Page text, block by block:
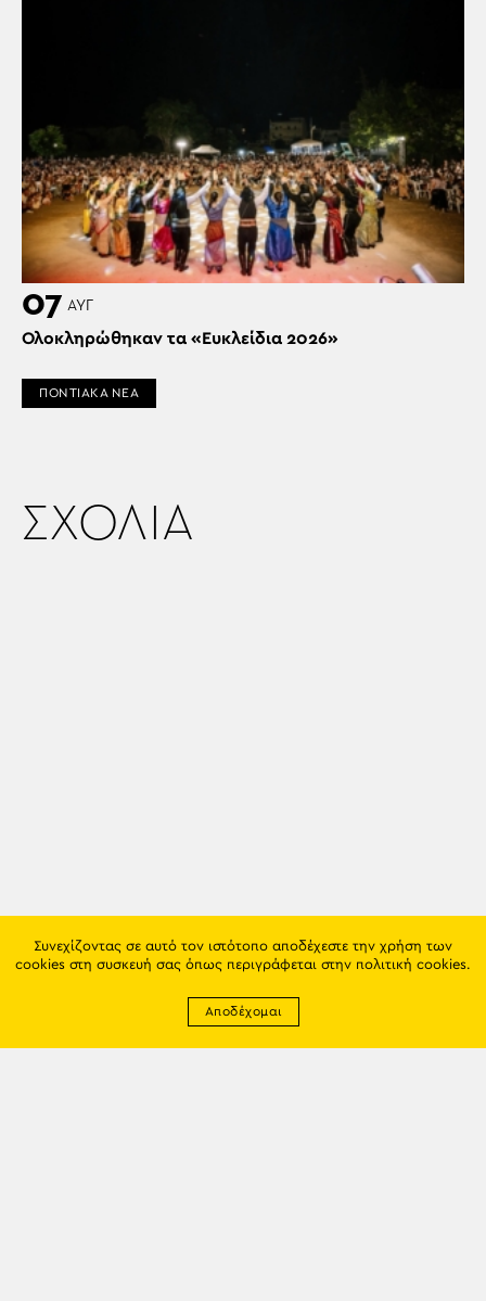
07 ΑΥΓ
Ολοκληρώθηκαν τα «Ευκλείδια 2026»
ΠΟΝΤΙΑΚΑ ΝΕΑ
ΣΧΟΛΙΑ
Συνεχίζοντας σε αυτό τον ιστότοπο αποδέχεστε την χρήση των
cookies στη συσκευή σας όπως περιγράφεται στην πολιτική cookies.
Αποδέχομαι